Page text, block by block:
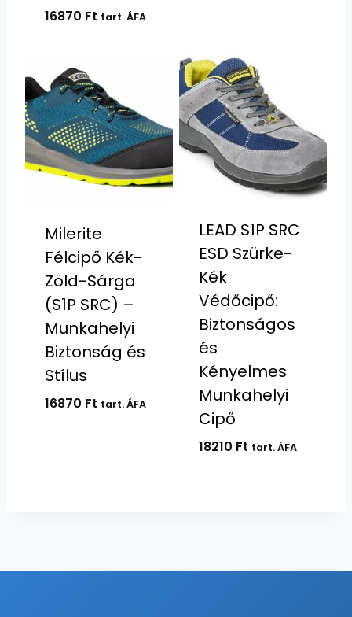
16870 Ft tart. ÁFA
Milerite
Félcipő Kék-
Zöld-Sárga
(S1P SRC) –
Munkahelyi
Biztonság és
Stílus
16870 Ft tart. ÁFA
LEAD S1P SRC
ESD Szürke-
Kék
Védőcipő:
Biztonságos
és
Kényelmes
Munkahelyi
Cipő
18210 Ft tart. ÁFA